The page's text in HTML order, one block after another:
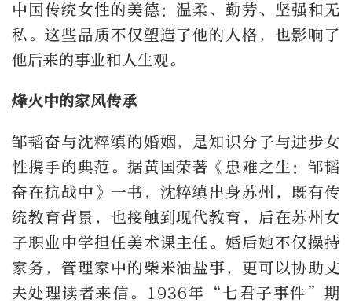
中国传统女性的美德：温柔、勤劳、坚强和无
私。这些品质不仅塑造了他的人格，也影响了
他后来的事业和人生观。
烽火中的家风传承
邹韬奋与沈粹缜的婚姻，是知识分子与进步女
性携手的典范。据黄国荣著《患难之生：邹韬
奋在抗战中》一书，沈粹缜出身苏州，既有传
统教育背景，也接触到现代教育，后在苏州女
子职业中学担任美术课主任。婚后她不仅操持
家务，管理家中的柴米油盐事，更可以协助丈
夫处理读者来信。1936年“七君子事件”期